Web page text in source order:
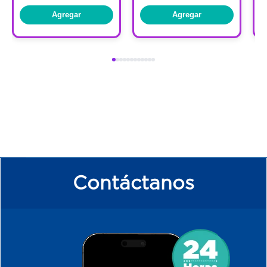
Agregar Agregar
Contáctanos